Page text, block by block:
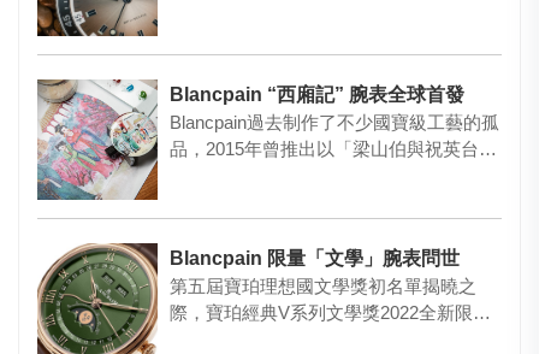
Blancpain “西廂記” 腕表全球首發
Blancpain過去制作了不少國寶級工藝的孤
品，2015年曾推出以「梁山伯與祝英台」
Blancpain 限量「文學」腕表問世
第五屆寶珀理想國文學獎初名單揭曉之
際，寶珀經典V系列文學獎2022全新限量